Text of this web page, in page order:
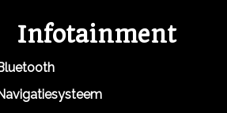
Infotainment